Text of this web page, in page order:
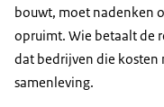
bouwt, moet nadenken
opruimt. Wie betaalt de
dat bedrijven die kosten
samenleving.